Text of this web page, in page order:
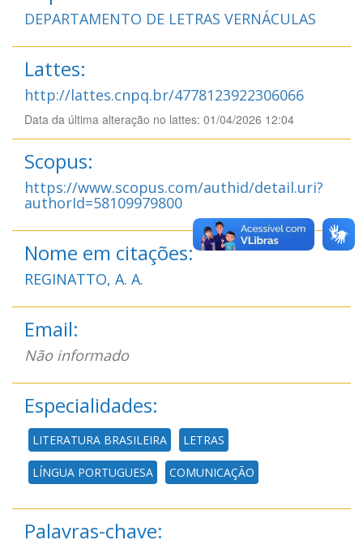
DEPARTAMENTO DE LETRAS VERNÁCULAS
Lattes:
http://lattes.cnpq.br/4778123922306066
Data da última alteração no lattes: 01/04/2026 12:04
Scopus:
https://www.scopus.com/authid/detail.uri?
authorId=58109979800
Nome em citações:
REGINATTO, A. A.
Email:
Não informado
Especialidades:
LITERATURA BRASILEIRA LETRAS
LÍNGUA PORTUGUESA COMUNICAÇÃO
Palavras-chave: